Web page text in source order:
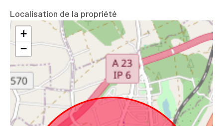
Localisation de la propriété
+
−